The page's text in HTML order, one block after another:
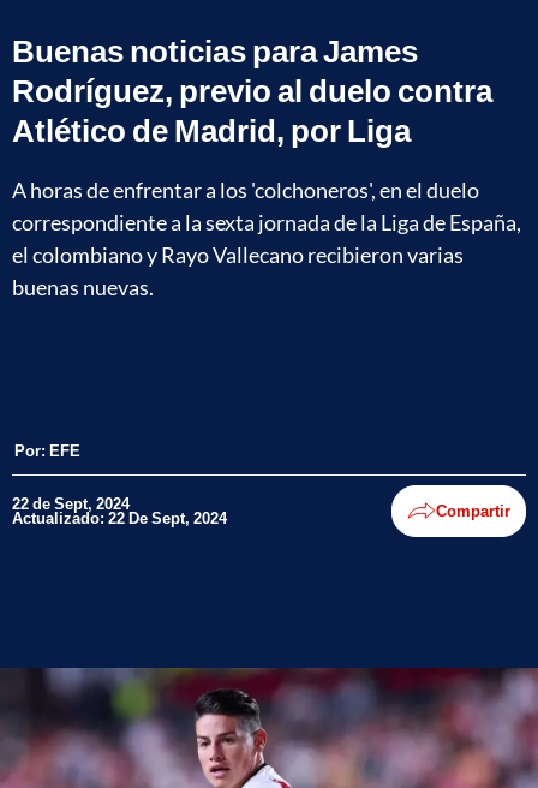
Buenas noticias para James
Rodríguez, previo al duelo contra
Atlético de Madrid, por Liga
A horas de enfrentar a los 'colchoneros', en el duelo
correspondiente a la sexta jornada de la Liga de España,
el colombiano y Rayo Vallecano recibieron varias
buenas nuevas.
Por: EFE
22 de Sept, 2024
Actualizado: 22 De Sept, 2024 Compartir